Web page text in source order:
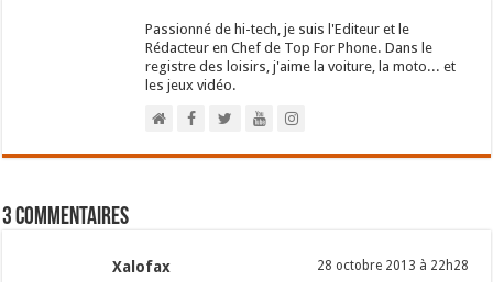
Passionné de hi-tech, je suis l'Editeur et le
Rédacteur en Chef de Top For Phone. Dans le
registre des loisirs, j'aime la voiture, la moto... et
les jeux vidéo.
3 commentaires
Xalofax 28 octobre 2013 à 22h28